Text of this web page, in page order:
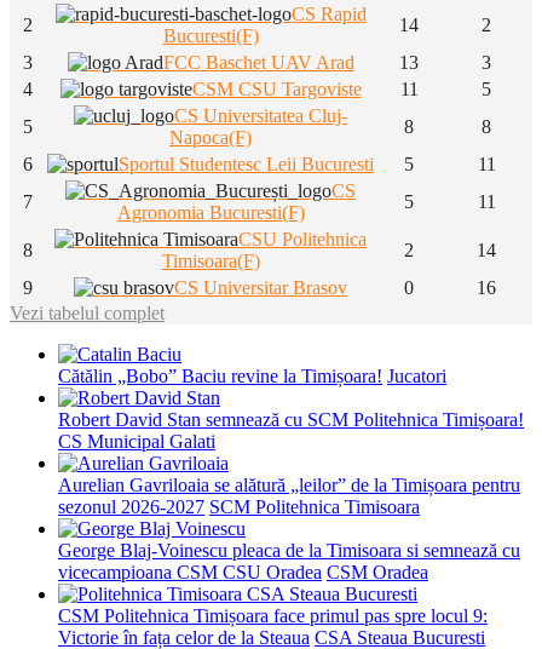
2
CS Rapid
Bucuresti(F)
14
2
3
FCC Baschet UAV Arad 13
3
4
CSM CSU Targoviste 11
5
5
CS Universitatea Cluj-
Napoca(F)
8
8
6
Sportul Studentesc Leii Bucuresti 5
11
7
CS
Agronomia Bucuresti(F)
5 11
8
CSU Politehnica
Timisoara(F)
2
14
9
CS Universitar Brasov 0
16
Vezi tabelul complet
Cătălin „Bobo” Baciu revine la Timișoara! Jucatori
Robert David Stan semnează cu SCM Politehnica Timișoara!
CS Municipal Galati
Aurelian Gavriloaia se alătură „leilor” de la Timișoara pentru
sezonul 2026-2027 SCM Politehnica Timisoara
George Blaj-Voinescu pleaca de la Timisoara si semnează cu
vicecampioana CSM CSU Oradea CSM Oradea
CSM Politehnica Timișoara face primul pas spre locul 9:
Victorie în fața celor de la Steaua CSA Steaua Bucuresti